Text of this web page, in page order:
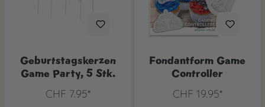
Geburtstagskerzen
Game Party, 5 Stk.
CHF 7.95*
Fondantform Game
Controller
CHF 19.95*